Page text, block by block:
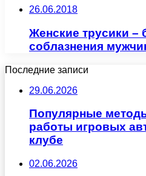
26.06.2018
Женские трусики –
соблазнения
Последние записи
29.06.2026
Популярные
работы игровых
клубе
02.06.2026